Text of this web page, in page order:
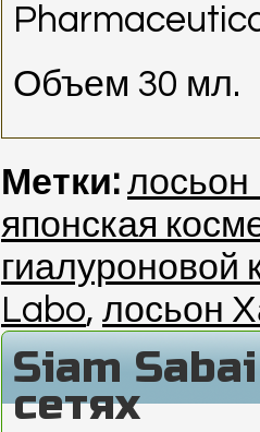
Объем 30 мл.
Метки: лосьон
японская
гиалуроновой
Labo, лосьон
Siam
сетях